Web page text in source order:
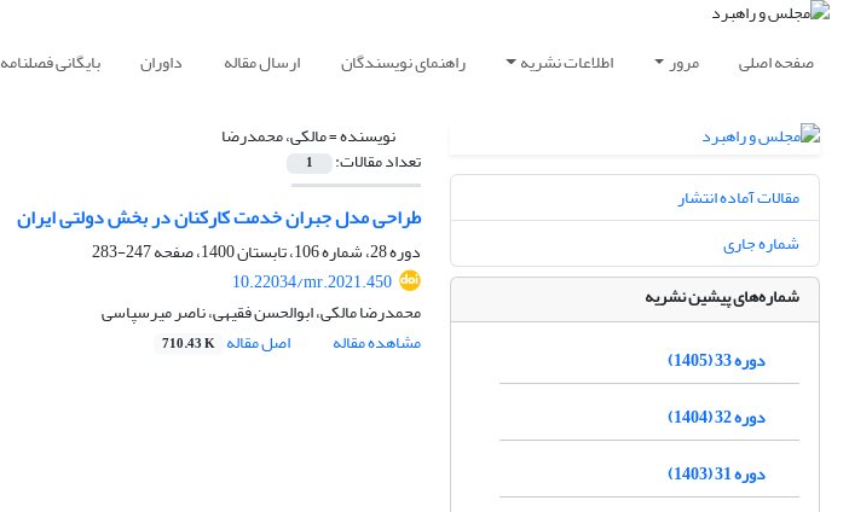
صفحه اصلی مرور اطلاعات نشریه راهنمای نویسندگان ارسال مقاله داوران بایگانی فصلنامه
نویسنده =مالکی، محمدرضا
تعداد مقالات: 1
طراحی مدل جبران خدمت کارکنان در بخش دولتی ایران
دوره 28، شماره 106، تابستان 1400، صفحه
247-283
10.22034/mr.2021.450
محمدرضا مالکی، ابوالحسن فقیهی، ناصر میرسپاسی
مشاهده مقاله
اصل مقاله 710.43 K
مقالات آماده انتشار
شماره جاری
شماره‌های پیشین نشریه
دوره 33 (1405)
دوره 32 (1404)
دوره 31 (1403)